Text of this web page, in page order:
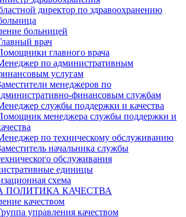
директор по здравоохранению
больницей
врач
главного врача
по административным
услугам
менеджеров по
финансовым службам
службы поддержки и качества
менеджера службы поддержки и
по техническому обслуживанию
начальника службы
обслуживания
единицы
схема
ПОЛИТИКА КАЧЕСТВА
качеством
управления качеством